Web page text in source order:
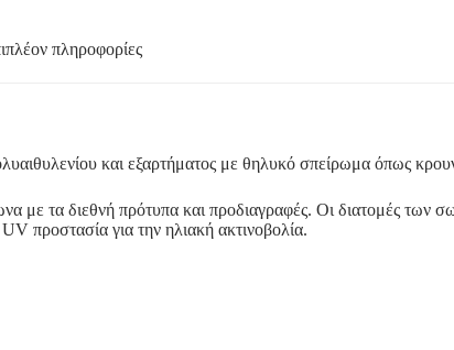
πληροφορίες
και εξαρτήματος με θηλυκό σπείρωμα όπως
με τα διεθνή πρότυπα και προδιαγραφές. Οι διατομές
προστασία για την ηλιακή ακτινοβολία.